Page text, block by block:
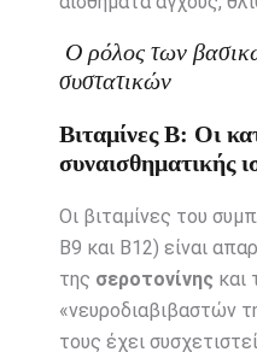
Ο ρόλος των
συστατικών
Βιταμίνες Β: Οι
συναισθηματικής
Οι βιταμίνες του
Β9 και Β12) είναι
της σεροτονίνης και
«νευροδιαβιβαστών
τους έχει